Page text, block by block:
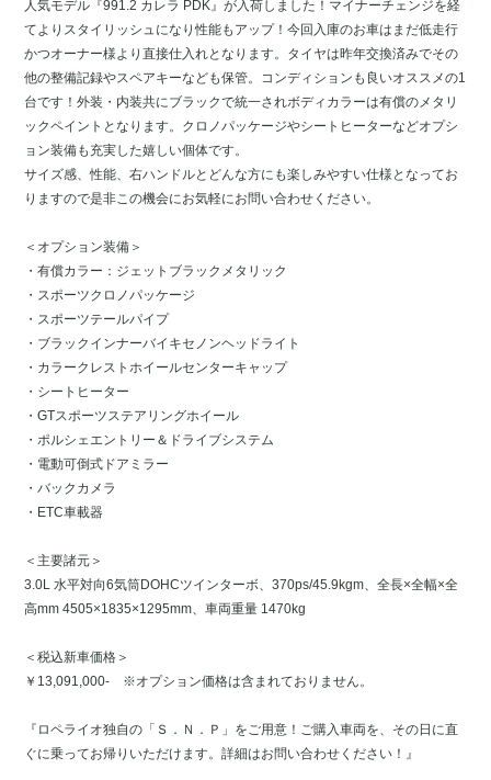
人気モデル『991.2 カレラ PDK』が入荷しました！マイナーチェンジを経
てよりスタイリッシュになり性能もアップ！今回入庫のお車はまだ低走行
かつオーナー様より直接仕入れとなります。タイヤは昨年交換済みでその
他の整備記録やスペアキーなども保管。コンディションも良いオススメの1
台です！外装・内装共にブラックで統一されボディカラーは有償のメタリ
ックペイントとなります。クロノパッケージやシートヒーターなどオプシ
ョン装備も充実した嬉しい個体です。
サイズ感、性能、右ハンドルとどんな方にも楽しみやすい仕様となってお
りますので是非この機会にお気軽にお問い合わせください。
＜オプション装備＞
・有償カラー：ジェットブラックメタリック
・スポーツクロノパッケージ
・スポーツテールパイプ
・ブラックインナーバイキセノンヘッドライト
・カラークレストホイールセンターキャップ
・シートヒーター
・GTスポーツステアリングホイール
・ポルシェエントリー＆ドライブシステム
・電動可倒式ドアミラー
・バックカメラ
・ETC車載器
＜主要諸元＞
3.0L 水平対向6気筒DOHCツインターボ、370ps/45.9kgm、全長×全幅×全
高mm 4505×1835×1295mm、車両重量 1470kg
＜税込新車価格＞
￥13,091,000- ※オプション価格は含まれておりません。
『ロペライオ独自の「Ｓ．Ｎ．Ｐ」をご用意！ご購入車両を、その日に直
ぐに乗ってお帰りいただけます。詳細はお問い合わせください！』